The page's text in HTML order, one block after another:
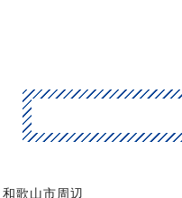
和歌山市周辺